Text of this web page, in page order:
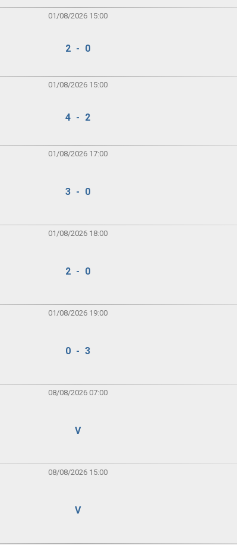
01/08/2026 15:00
2 - 0
01/08/2026 15:00
4 - 2
01/08/2026 17:00
3 - 0
01/08/2026 18:00
2 - 0
01/08/2026 19:00
0 - 3
08/08/2026 07:00
V
08/08/2026 15:00
V